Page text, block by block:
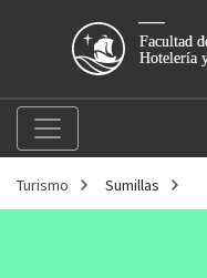
Turismo Sumillas